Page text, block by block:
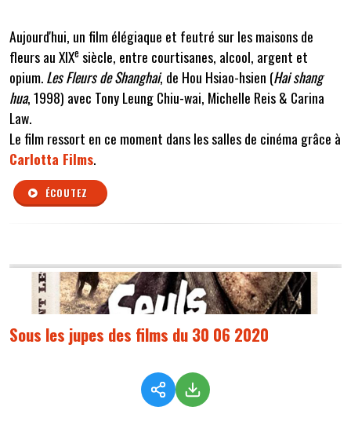
Aujourd'hui, un film élégiaque et feutré sur les maisons de
fleurs au XIXe siècle, entre courtisanes, alcool, argent et
opium.Les Fleurs de Shanghai, de Hou Hsiao-hsien (Hai shang
hua, 1998) avec Tony Leung Chiu-wai, Michelle Reis & Carina
Law.
Le film ressort en ce moment dans les salles de cinéma grâce à
Carlotta Films.
ÉCOUTEZ
Sous les jupes des films du 30 06 2020